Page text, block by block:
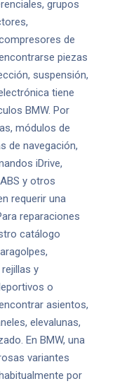
grupos
de
piezas
suspensión,
tiene
BMW. Por
módulos de
de navegación,
iDrive,
y otros
requerir una
reparaciones
catálogo
y
o
asientos,
elevalunas,
En BMW, una
variantes
por